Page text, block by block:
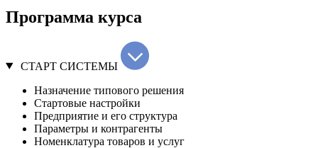
Программа курса
СТАРТ СИСТЕМЫ
Назначение типового решения
Стартовые настройки
Предприятие и его структура
Параметры и контрагенты
Номенклатура товаров и услуг